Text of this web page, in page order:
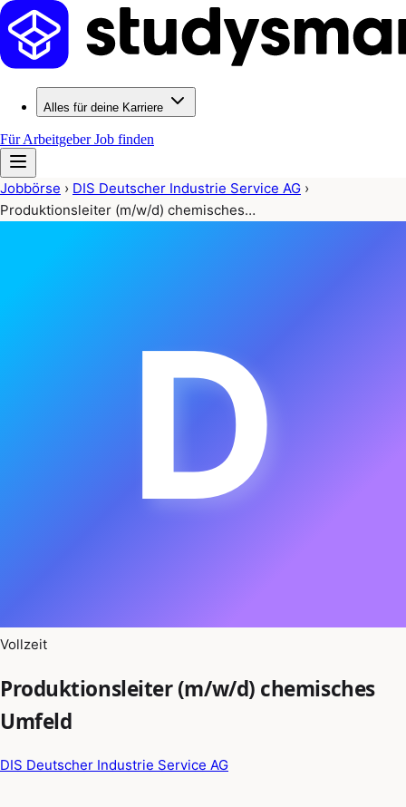
Alles für deine Karriere
Für ArbeitgeberJob finden
Jobbörse › DIS Deutscher Industrie Service AG ›
Produktionsleiter (m/w/d) chemisches…
D
Vollzeit
Produktionsleiter (m/w/d) chemisches
Umfeld
DIS Deutscher Industrie Service AG